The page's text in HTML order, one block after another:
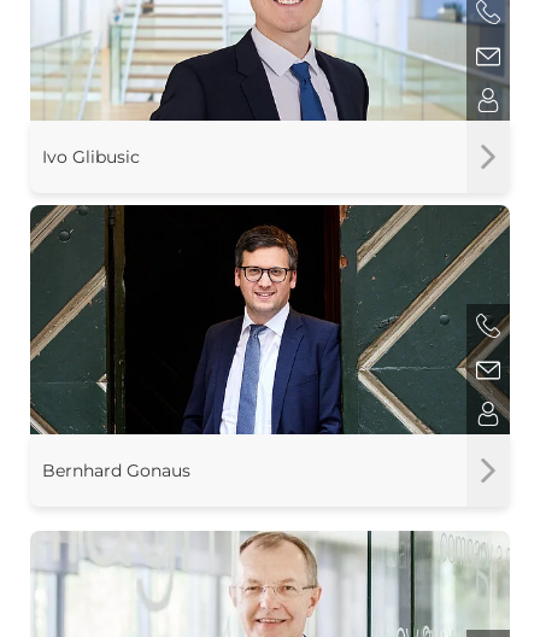
Ivo Glibusic
Bernhard Gonaus